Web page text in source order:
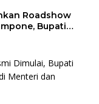
Roadshow
Bupati